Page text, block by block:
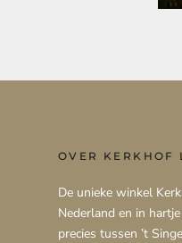
OVER KERKHOF
De unieke winkel
Nederland en in
precies tussen ’t